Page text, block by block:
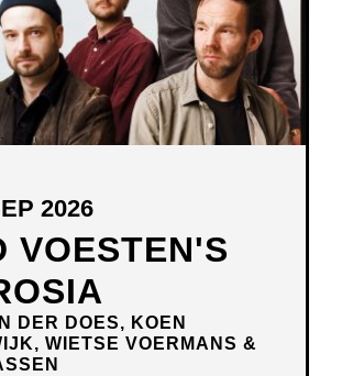
VOESTEN'S
DER DOES, KOEN
WIETSE VOERMANS &
2026